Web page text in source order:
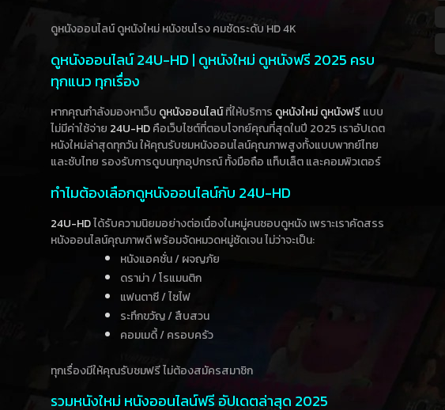
ดูหนังออนไลน์ ดูหนังใหม่ หนังชนโรง คมชัดระดับ HD 4K
ดูหนังออนไลน์ 24U-HD | ดูหนังใหม่ ดูหนังฟรี 2025 ครบ
ทุกแนว ทุกเรื่อง
หากคุณกำลังมองหาเว็บ ดูหนังออนไลน์ที่ให้บริการ ดูหนังใหม่ดูหนังฟรีแบบ
ไม่มีค่าใช้จ่าย 24U-HDคือเว็บไซต์ที่ตอบโจทย์คุณที่สุดในปี 2025 เราอัปเดต
หนังใหม่ล่าสุดทุกวัน ให้คุณรับชมหนังออนไลน์คุณภาพสูงทั้งแบบพากย์ไทย
และซับไทย รองรับการดูบนทุกอุปกรณ์ ทั้งมือถือ แท็บเล็ต และคอมพิวเตอร์
ทำไมต้องเลือกดูหนังออนไลน์กับ 24U-HD
24U-HDได้รับความนิยมอย่างต่อเนื่องในหมู่คนชอบดูหนัง เพราะเราคัดสรร
หนังออนไลน์คุณภาพดี พร้อมจัดหมวดหมู่ชัดเจน ไม่ว่าจะเป็น:
หนังแอคชั่น / ผจญภัย
ดราม่า / โรแมนติก
แฟนตาซี / ไซไฟ
ระทึกขวัญ / สืบสวน
คอมเมดี้ / ครอบครัว
ทุกเรื่องมีให้คุณรับชมฟรี ไม่ต้องสมัครสมาชิก
รวมหนังใหม่ หนังออนไลน์ฟรี อัปเดตล่าสุด 2025